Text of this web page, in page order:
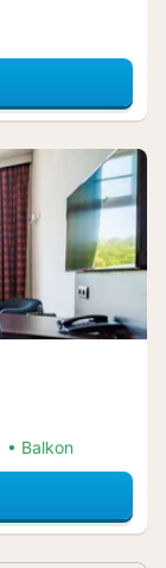
Balkon